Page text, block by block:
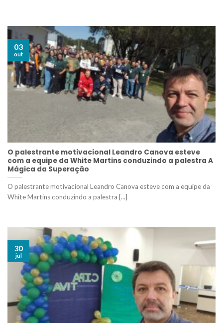
O palestrante motivacional Leandro Canova esteve
com a equipe da White Martins conduzindo a palestra A
Mágica da Superação
O palestrante motivacional Leandro Canova esteve com a equipe da
White Martins conduzindo a palestra [...]
03
out
30
jul